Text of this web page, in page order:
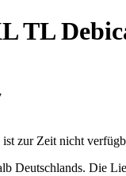
TL
zur Zeit nicht
Deutschlands. Die